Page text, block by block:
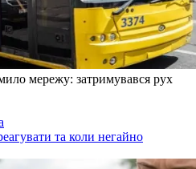
мережу: затримувався рух
та коли негайно